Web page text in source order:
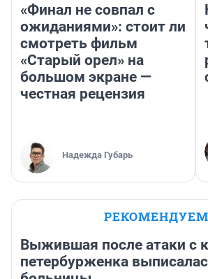
«Финал не совпал с
ожиданиями»: стоит ли
смотреть фильм
«Старый орел» на
большом экране —
честная рецензия
Надежда Губарь
РЕКОМЕНДУЕМ
Выжившая после атаки с
петербурженка